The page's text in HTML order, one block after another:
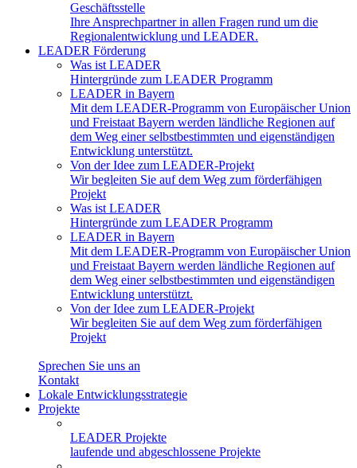
Geschäftsstelle
Ihre Ansprechpartner in allen Fragen rund um die
Regionalentwicklung und LEADER.
LEADER Förderung
Was ist LEADER
Hintergründe zum LEADER Programm
LEADER in Bayern
Mit dem LEADER-Programm von Europäischer Union
und Freistaat Bayern werden ländliche Regionen auf
dem Weg einer selbstbestimmten und eigenständigen
Entwicklung unterstützt.
Von der Idee zum LEADER-Projekt
Wir begleiten Sie auf dem Weg zum förderfähigen
Projekt
Was ist LEADER
Hintergründe zum LEADER Programm
LEADER in Bayern
Mit dem LEADER-Programm von Europäischer Union
und Freistaat Bayern werden ländliche Regionen auf
dem Weg einer selbstbestimmten und eigenständigen
Entwicklung unterstützt.
Von der Idee zum LEADER-Projekt
Wir begleiten Sie auf dem Weg zum förderfähigen
Projekt
Sprechen Sie uns an
Kontakt
Lokale Entwicklungsstrategie
Projekte
LEADER Projekte
laufende und abgeschlossene Projekte